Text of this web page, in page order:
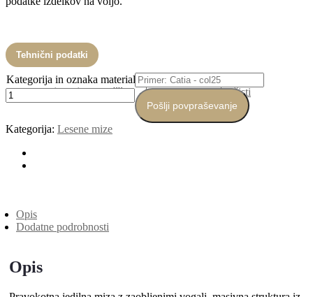
Tehnični podatki
Material mizne plošče Počisti
Kategorija in oznaka materiala
Miza
Sansiro
Pošlji povpraševanje
Kategorija: Lesene mize
Opis
Dodatne podrobnosti
Opis